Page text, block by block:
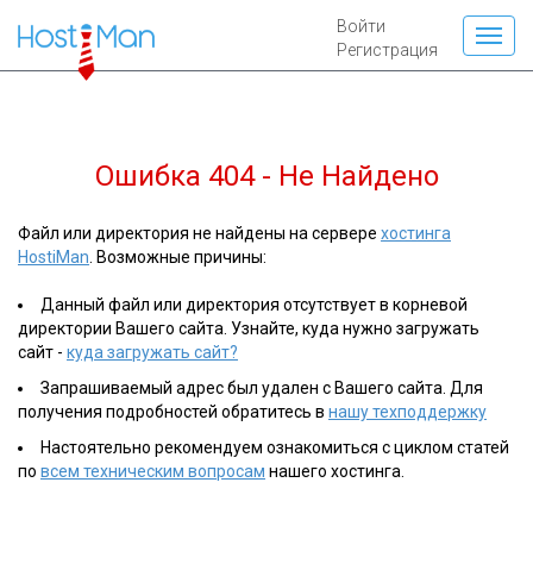
Войти
Регистрация
Ошибка 404 - Не Найдено
Файл или директория не найдены на сервере хостинга
HostiMan . Возможные причины:
Данный файл или директория отсутствует в корневой
директории Вашего сайта. Узнайте, куда нужно загружать
сайт - куда загружать сайт?
Запрашиваемый адрес был удален с Вашего сайта. Для
получения подробностей обратитесь в нашу техподдержку
Настоятельно рекомендуем ознакомиться с циклом статей
по всем техническим вопросам нашего хостинга.